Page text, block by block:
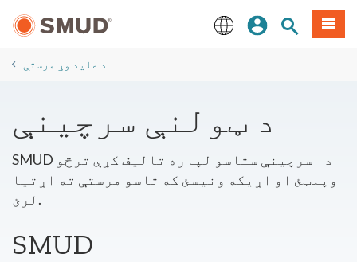
منځپانګې
لاړ
ننوزئ
سایټ لټون
مینو
د عاید وړ مرستې
د ټولنې سرچینې
SMUD دا سرچینې ستاسو لپاره تالیف کړې ترڅو
وپلټئ او اړیکه ونیسئ که تاسو مرستې ته اړتیا
لرئ.
SMUD